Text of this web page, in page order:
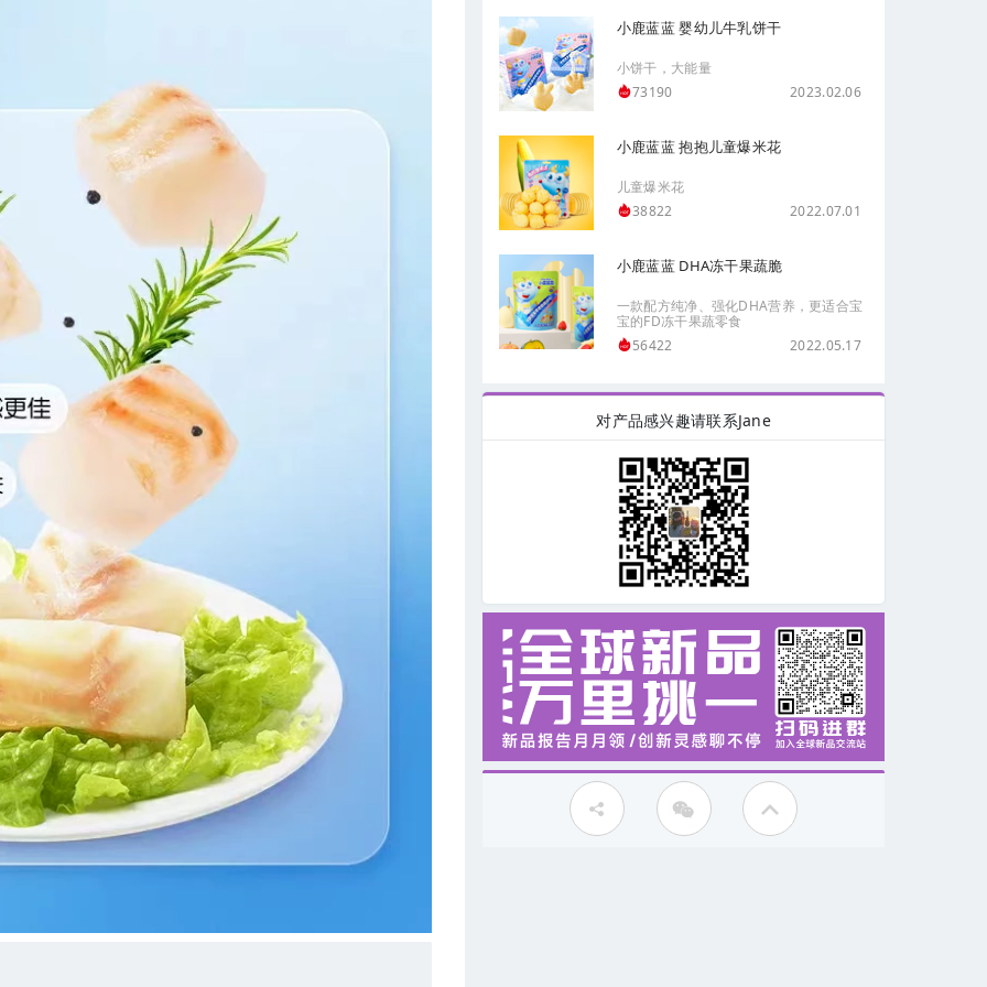
小鹿蓝蓝 婴幼儿牛乳饼干
小饼干，大能量
73190
2023.02.06
小鹿蓝蓝 抱抱儿童爆米花
儿童爆米花
38822
2022.07.01
小鹿蓝蓝 DHA冻干果蔬脆
一款配方纯净、强化DHA营养，更适合宝
宝的FD冻干果蔬零食
56422
2022.05.17
对产品感兴趣请联系Jane